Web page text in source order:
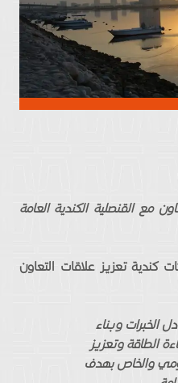
مع القنصلية الكندية العامة
كندية تعزيز علاقات التعاون
الخبرات وبناء
الطاقة وتعزيز
والخاص بهدف